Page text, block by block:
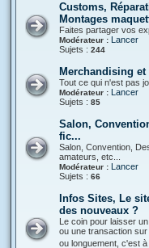
Customs,
Montages
Faites partager vos
Modérateur : Lancer
Sujets : 244
Merchandising
Tout ce qui n'est pas
Modérateur : Lancer
Sujets : 85
Salon,
fic...
Salon, Convention,
amateurs, etc...
Modérateur : Lancer
Sujets : 66
Infos Sites, Le
des nouveaux ?
Le coin pour laisser
ou une transaction
ou longuement, c'est